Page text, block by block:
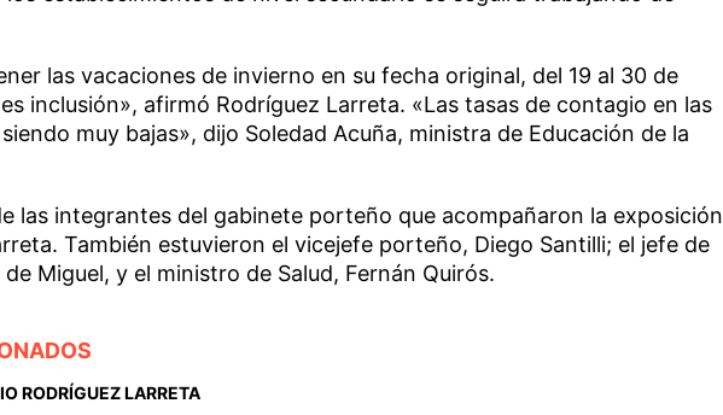
las vacaciones de invierno en su fecha original, del 19 al 30 de
inclusión», afirmó Rodríguez Larreta. «Las tasas de contagio en las
muy bajas», dijo Soledad Acuña, ministra de Educación de la
las integrantes del gabinete porteño que acompañaron la exposición
También estuvieron el vicejefe porteño, Diego Santilli; el jefe de
de Miguel, y el ministro de Salud, Fernán Quirós.
RODRÍGUEZ LARRETA